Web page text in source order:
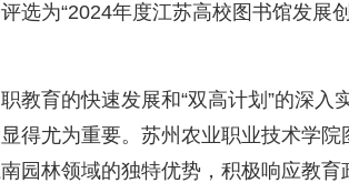
选为“2024年度江苏高校图书馆发展创
教育的快速发展和“双高计划”的深
得尤为重要。苏州农业职业技术学
园林领域的独特优势，积极响应教